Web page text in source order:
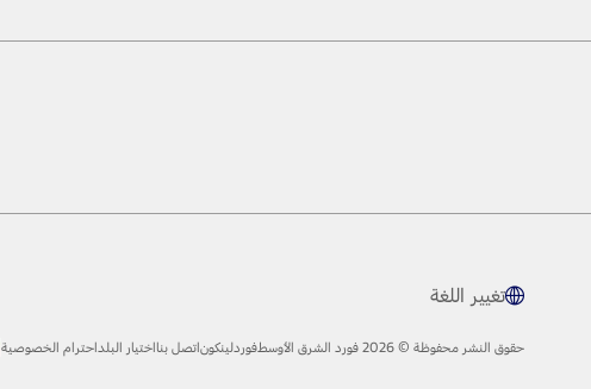
تغيير اللغة
حقوق النشر محفوظة © 2026 فورد الشرق الأوسط فوردلينكوناتصل بنااختيار البلداحترام الخصوصية